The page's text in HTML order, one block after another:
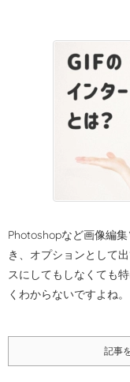
Photoshopなど画像編
き、オプションとして
スにしてもしなくても
くわからないですよね。
記事